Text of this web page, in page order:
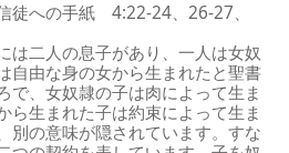
への手紙 4:22-24、26-27、
は二人の息子があり、一人は女奴
自由な身の女から生まれたと聖書
で、女奴隷の子は肉によって生ま
ら生まれた子は約束によって生ま
別の意味が隠されています。すな